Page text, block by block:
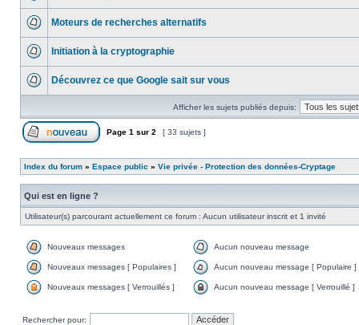
Moteurs de recherches alternatifs
Initiation à la cryptographie
Découvrez ce que Google sait sur vous
Afficher les sujets publiés depuis:
Page 1 sur 2 [ 33 sujets ]
Index du forum » Espace public » Vie privée - Protection des données-Cryptage
Qui est en ligne ?
Utilisateur(s) parcourant actuellement ce forum : Aucun utilisateur inscrit et 1 invité
Nouveaux messages Aucun nouveau message
Nouveaux messages [ Populaires ] Aucun nouveau message [ Populaire ]
Nouveaux messages [ Verrouillés ] Aucun nouveau message [ Verrouillé ]
Rechercher pour: